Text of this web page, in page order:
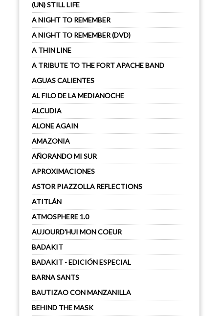
(UN) STILL LIFE
A NIGHT TO REMEMBER
A NIGHT TO REMEMBER (DVD)
A THIN LINE
A TRIBUTE TO THE FORT APACHE BAND
AGUAS CALIENTES
AL FILO DE LA MEDIANOCHE
ALCUDIA
ALONE AGAIN
AMAZONIA
AÑORANDO MI SUR
APROXIMACIONES
ASTOR PIAZZOLLA REFLECTIONS
ATITLÁN
ATMOSPHERE 1.0
AUJOURD'HUI MON COEUR
BADAKIT
BADAKIT - EDICIÓN ESPECIAL
BARNA SANTS
BAUTIZAO CON MANZANILLA
BEHIND THE MASK